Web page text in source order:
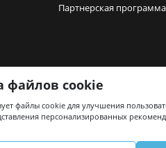
Партнерская программа
ООО «ТРИИНКОМ» –
файлов cookie
файлы cookie для улучшения
персонализированных